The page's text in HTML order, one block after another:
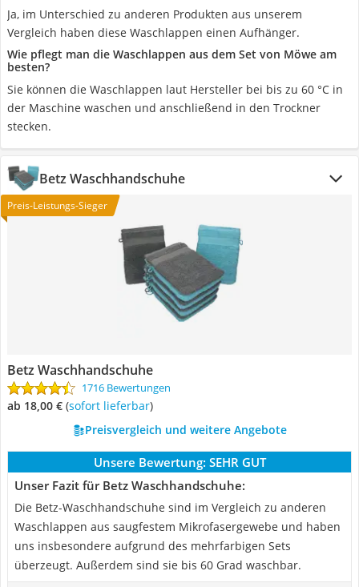
Ja, im Unterschied zu anderen Produkten aus unserem
Vergleich haben diese Waschlappen einen Aufhänger.
Wie pflegt man die Waschlappen aus dem Set von Möwe am
besten?
Sie können die Waschlappen laut Hersteller bei bis zu 60 °C in
der Maschine waschen und anschließend in den Trockner
stecken.
Betz Waschhandschuhe
Preis-Leistungs-Sieger
Betz Waschhandschuhe
1716 Bewertungen
ab 18,00 € ( Sofort lieferbar)
Preisvergleich und weitere Angebote
Unsere Bewertung: SEHR GUT
Unser Fazit für Betz Waschhandschuhe:
Die Betz-Waschhandschuhe sind im Vergleich zu anderen
Waschlappen aus saugfestem Mikrofasergewebe und haben
uns insbesondere aufgrund des mehrfarbigen Sets
überzeugt. Außerdem sind sie bis 60 Grad waschbar.